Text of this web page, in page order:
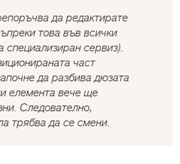
да редактирате
това във всички
специализиран сервиз).
част
да разбива дюзата
елемента вече ще
Следователно,
трябва да се смени.